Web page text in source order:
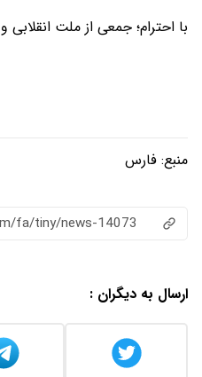
با احترام؛ جمعی از ملت انقلابی
منبع: فارس
fa/tiny/news-14073
ارسال به دیگران :